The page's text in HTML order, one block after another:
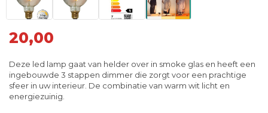
20,00
Deze led lamp gaat van helder over in smoke glas en heeft een
ingebouwde 3 stappen dimmer die zorgt voor een prachtige
sfeer in uw interieur. De combinatie van warm wit licht en
energiezuinig.